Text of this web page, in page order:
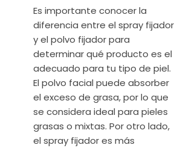
Es importante conocer la
diferencia entre el spray fijador
y el polvo fijador para
determinar qué producto es el
adecuado para tu tipo de piel.
El polvo facial puede absorber
el exceso de grasa, por lo que
se considera ideal para pieles
grasas o mixtas. Por otro lado,
el spray fijador es más